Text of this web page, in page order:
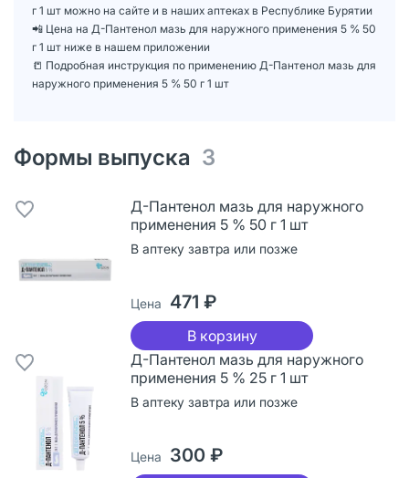
г 1 шт можно на сайте и в наших аптеках в Республике Бурятии
📲 Цена на Д-Пантенол мазь для наружного применения 5 % 50
г 1 шт ниже в нашем приложении
📒 Подробная инструкция по применению Д-Пантенол мазь для
наружного применения 5 % 50 г 1 шт
Формы выпуска 3
Д-Пантенол мазь для наружного
применения 5 % 50 г 1 шт
В аптеку завтра или позже
Цена 471 ₽
В корзину
Д-Пантенол мазь для наружного
применения 5 % 25 г 1 шт
В аптеку завтра или позже
Цена 300 ₽